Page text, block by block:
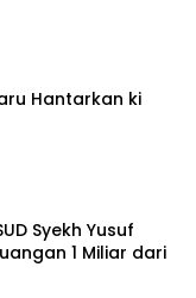
Hantarkan ki
Syekh Yusuf
1 Miliar dari